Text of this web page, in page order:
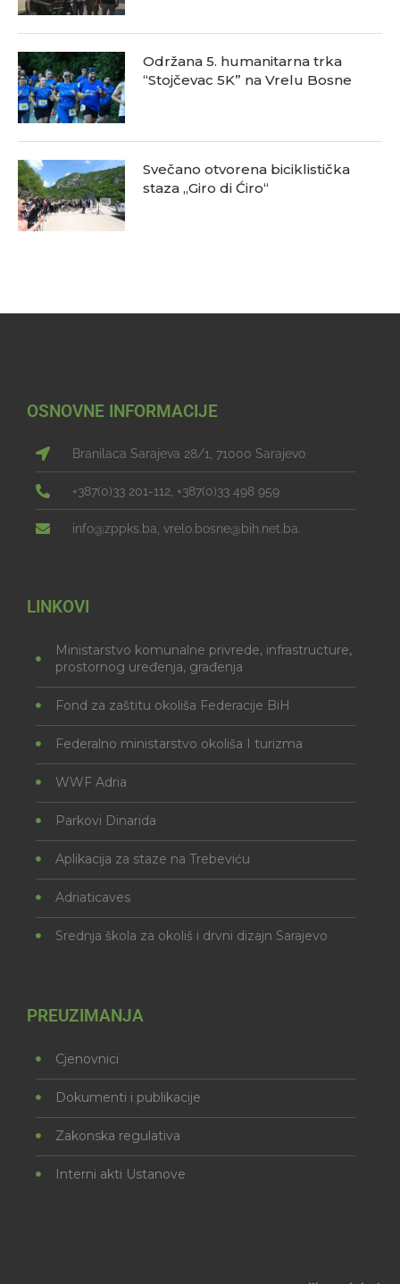
Održana 5. humanitarna trka
“Stojčevac 5K” na Vrelu Bosne
Svečano otvorena biciklistička
staza „Giro di Ćiro“
OSNOVNE INFORMACIJE
Branilaca Sarajeva 28/1, 71000 Sarajevo
+387(0)33 201-112, +387(0)33 498 959
info@zppks.ba, vrelo.bosne@bih.net.ba.
LINKOVI
Ministarstvo komunalne privrede, infrastructure,
prostornog uređenja, građenja
Fond za zaštitu okoliša Federacije BiH
Federalno ministarstvo okoliša I turizma
WWF Adria
Parkovi Dinarida
Aplikacija za staze na Trebeviću
Adriaticaves
Srednja škola za okoliš i drvni dizajn Sarajevo
PREUZIMANJA
Cjenovnici
Dokumenti i publikacije
Zakonska regulativa
Interni akti Ustanove